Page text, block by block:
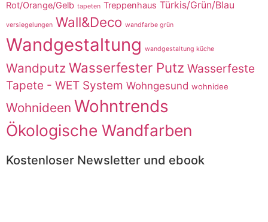
Rot/Orange/Gelb tapeten Treppenhaus Türkis/Grün/Blau
versiegelungen Wall&Deco wandfarbe grün
Wandgestaltung wandgestaltung küche
Wandputz Wasserfester Putz Wasserfeste
Tapete - WET System Wohngesund wohnidee
Wohnideen Wohntrends
Ökologische Wandfarben
Kostenloser Newsletter und ebook